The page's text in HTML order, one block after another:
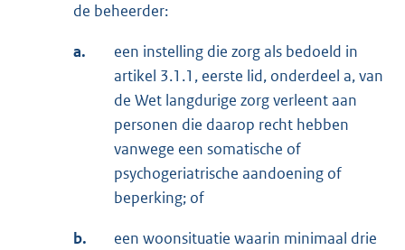
de beheerder:
a.
een instelling die zorg als bedoeld in
artikel 3.1.1, eerste lid, onderdeel a, van
de Wet langdurige zorg verleent aan
personen die daarop recht hebben
vanwege een somatische of
psychogeriatrische aandoening of
beperking; of
b.
een woonsituatie waarin minimaal drie